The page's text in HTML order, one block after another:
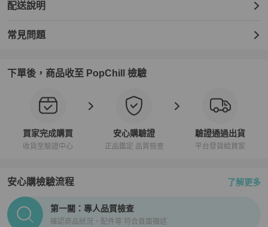
配送說明
常見問題
下單後，商品收至 PopChill 檢驗
買家完成購買
收貨至驗證中心
安心購驗證
正品鑑定 品質檢查
驗證通過出貨
平台發貨給買家
安心購檢驗流程 了解更多
PopChill拍拍圈正品驗證、安心購檢驗流程介紹
第一關：專人品質檢查
確認商品狀況、配件等 符合頁面描述